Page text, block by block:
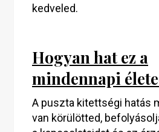
kedveled.
Hogyan hat ez a
mindennapi
A puszta kitettségi hatás
van körülötted,